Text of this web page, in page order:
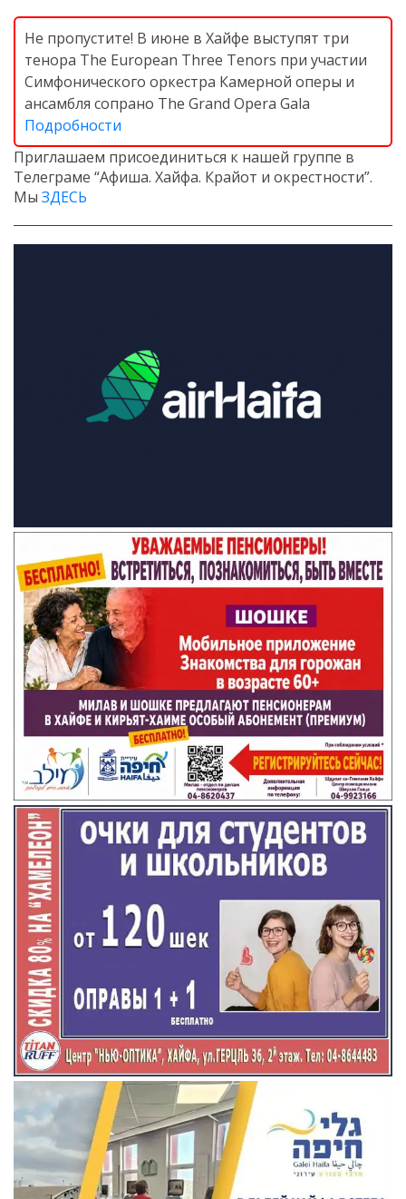
Не пропустите! В июне в Хайфе выступят три
тенора The European Three Tenors при участии
Симфонического оркестра Камерной оперы и
ансамбля сопрано The Grand Opera Gala
Подробности
Приглашаем присоединиться к нашей группе в
Телеграме “Афиша. Хайфа. Крайот и окрестности”.
Мы ЗДЕСЬ